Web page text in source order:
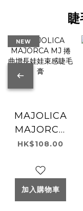
NEW
MAJOLICA
MAJORCA
MJ 捲曲增長
毛膏
HK$108.00
加入購物車